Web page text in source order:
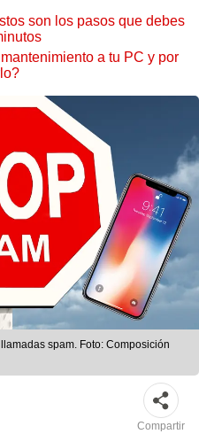
son los pasos que debes
a tu PC y por
spam. Foto: Composición
Compartir